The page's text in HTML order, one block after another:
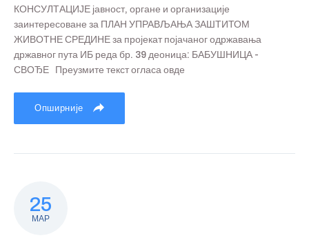
КОНСУЛТАЦИЈЕ јавност, органе и организације
заинтересоване за ПЛАН УПРАВЉАЊА ЗАШТИТОМ
ЖИВОТНЕ СРЕДИНЕ за пројекат појачаног одржавања
државног пута ИБ реда бр. 39 деоница: БАБУШНИЦА -
СВОЂЕ Преузмите текст огласа овде
Опширније
25
МАР